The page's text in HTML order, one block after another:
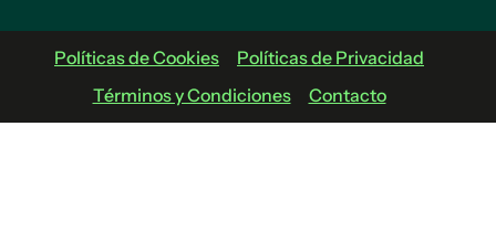
Políticas de Cookies
Políticas de Privacidad
Términos y Condiciones
Contacto